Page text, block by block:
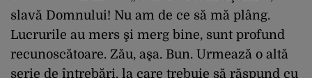
slavă Domnului! Nu am de ce să mă plâng.
Lucrurile au mers şi merg bine, sunt profund
recunoscătoare. Zău, aşa. Bun. Urmează o altă
serie de întrebări, la care trebuie să răspund cu